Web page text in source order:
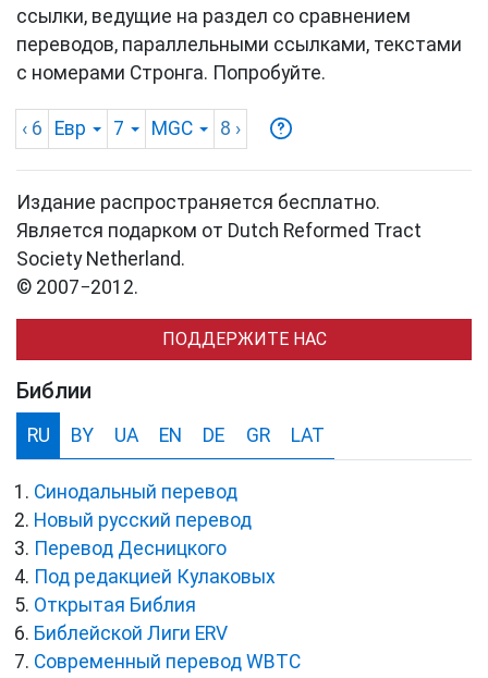
ссылки, ведущие на раздел со сравнением
переводов, параллельными ссылками, текстами
с номерами Стронга. Попробуйте.
‹ 6 Евр 7 MGC 8 ›
Издание распространяется бесплатно.
Является подарком от Dutch Reformed Tract
Society Netherland.
© 2007−2012.
ПОДДЕРЖИТЕ НАС
Библии
RU BY UA EN DE GR LAT
Синодальный перевод
Новый русский перевод
Перевод Десницкого
Под редакцией Кулаковых
Открытая Библия
Библейской Лиги ERV
Cовременный перевод WBTC